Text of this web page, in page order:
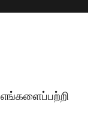
எங்களைப்பற்றி